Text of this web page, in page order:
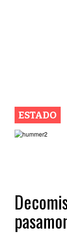
ESTADO